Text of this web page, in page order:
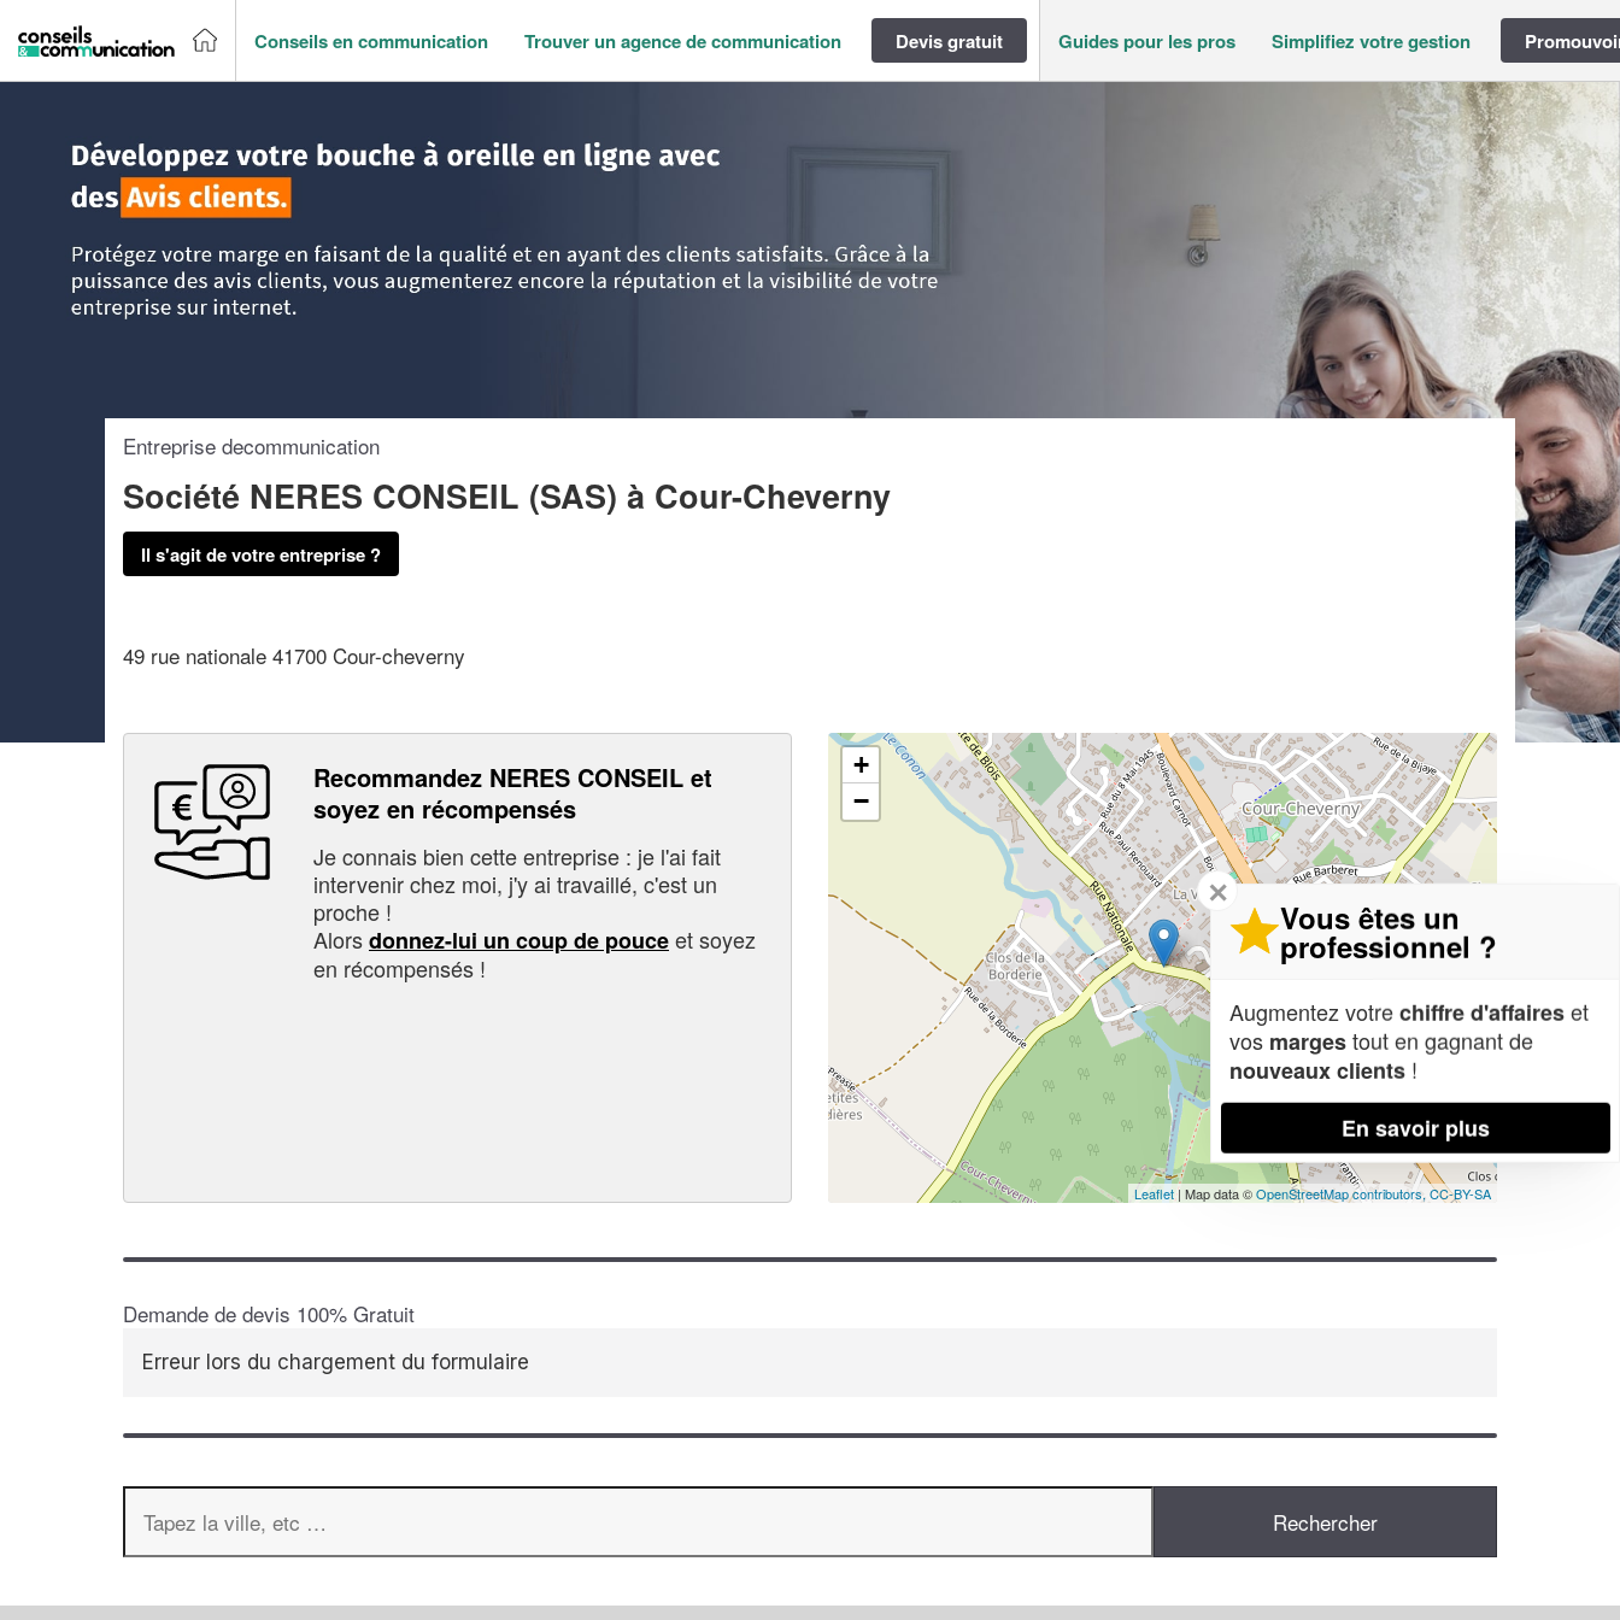
Conseils en communication Trouver un agence de communication Devis gratuit Guides pour les pros Simplifiez votre gestion
Entreprise decommunication
Société NERES CONSEIL (SAS) à Cour-Cheverny
Il s'agit de votre entreprise ?
49 rue nationale 41700 Cour-cheverny
Recommandez NERES CONSEIL et
soyez en récompensés
Je connais bien cette entreprise : je l'ai fait
intervenir chez moi, j'y ai travaillé, c'est un
proche !
Alorsdonnez-lui un coup de pouceet soyez
en récompensés !
+
−
Leaflet| Map data ©OpenStreetMap contributors, CC-BY-SA
Demande de devis 100% Gratuit
Erreur lors du chargement du formulaire
✕
Vous êtes un
professionnel ?
Augmentez votrechiffre d'affaireset
vos margestout en gagnant de
nouveaux clients !
En savoir plus